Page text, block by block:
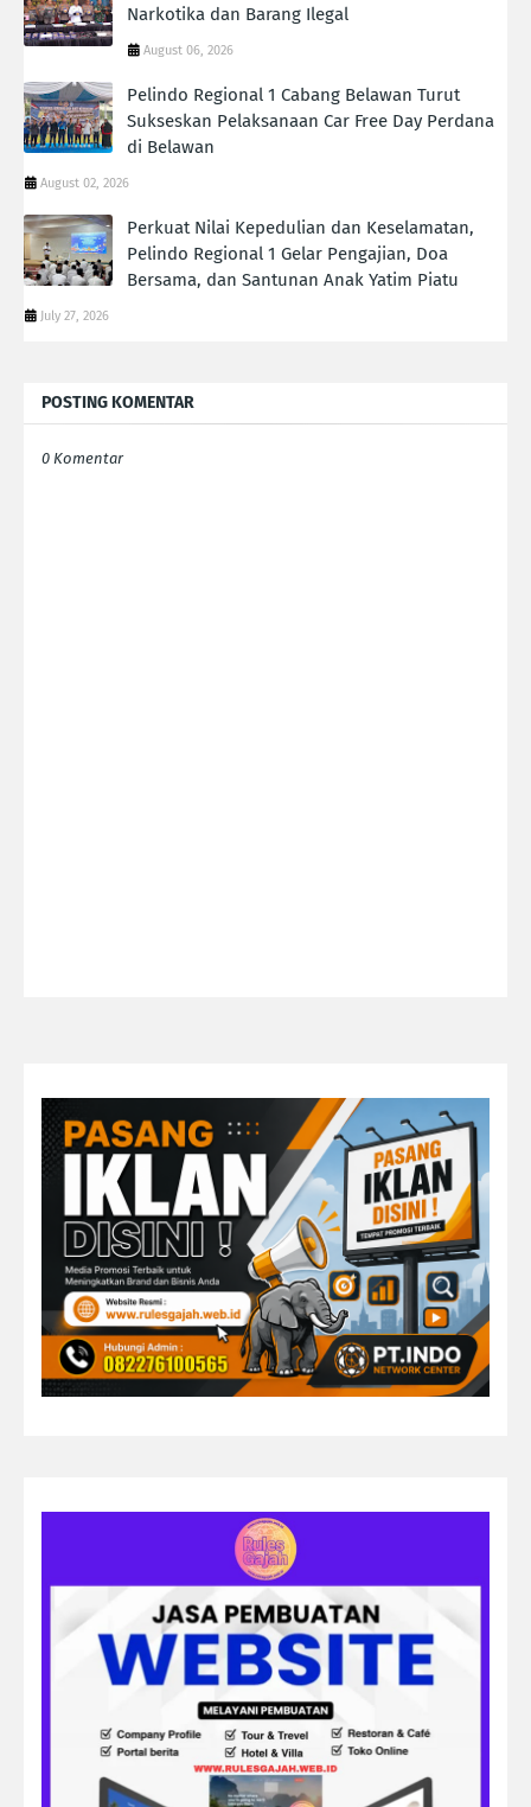
Narkotika dan Barang Ilegal
August 06, 2026
Pelindo Regional 1 Cabang Belawan Turut
Sukseskan Pelaksanaan Car Free Day Perdana
di Belawan
August 02, 2026
Perkuat Nilai Kepedulian dan Keselamatan,
Pelindo Regional 1 Gelar Pengajian, Doa
Bersama, dan Santunan Anak Yatim Piatu
July 27, 2026
POSTING KOMENTAR
0 Komentar